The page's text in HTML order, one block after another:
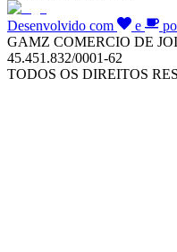
Desenvolvido com e
GAMZ COMERCIO DE
45.451.832/0001-62
TODOS OS DIREITOS